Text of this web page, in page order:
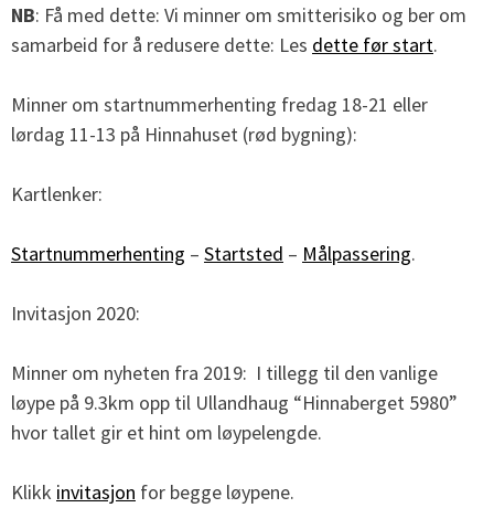
NB: Få med dette: Vi minner om smitterisiko og ber om
samarbeid for å redusere dette: Les dette før start.
Minner om startnummerhenting fredag 18-21 eller
lørdag 11-13 på Hinnahuset (rød bygning):
Kartlenker:
Startnummerhenting – Startsted – Målpassering.
Invitasjon 2020:
Minner om nyheten fra 2019: I tillegg til den vanlige
løype på 9.3km opp til Ullandhaug “Hinnaberget 5980”
hvor tallet gir et hint om løypelengde.
Klikk invitasjon for begge løypene.